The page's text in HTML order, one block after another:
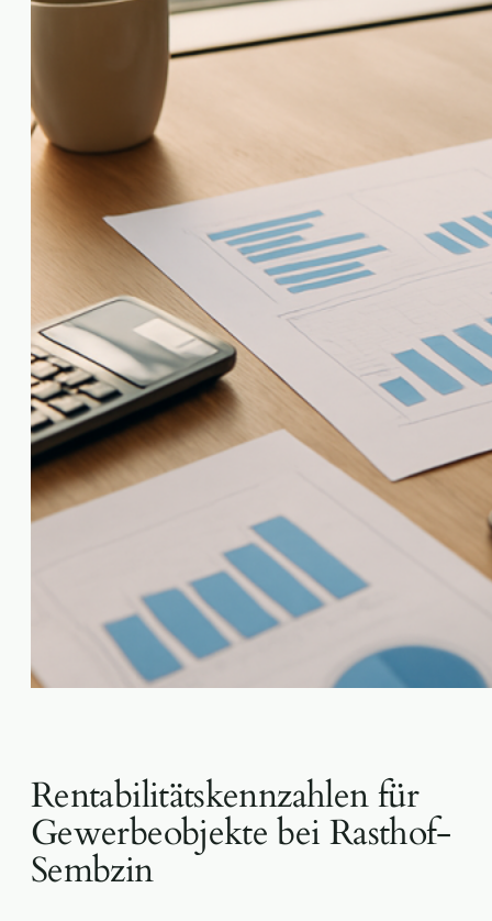
Rentabilitätskennzahlen für
Gewerbeobjekte bei Rasthof-
Sembzin